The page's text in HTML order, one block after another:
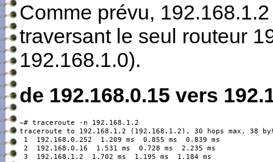
Comme prévu,
traversant le seul routeur
192.168.1.0).
de 192.168.0.15 vers
~# traceroute -n 192.168.1.2
traceroute to 192.168.1.2 (192.168.1.2), 30 hops max, 38
1  192.168.0.252  1.209 ms  0.855 ms  0.839 ms
2  192.168.0.16  1.531 ms  0.728 ms  2.235 ms
3  192.168.1.2  1.702 ms  1.195 ms  1.184 ms